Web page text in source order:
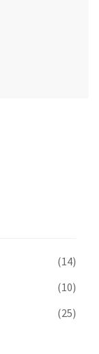
(14)
(10)
(25)